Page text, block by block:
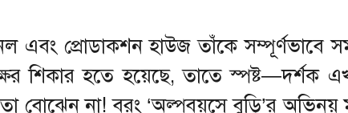
এবং প্রোডাকশন হাউজ তাঁকে সম্পূর্ণভাবে
শিকার হতে হয়েছে, তাতে স্পষ্ট—দর্শক
বোঝেন না! বরং ‘অল্পবয়সে বুড়ি’র অভিনয়